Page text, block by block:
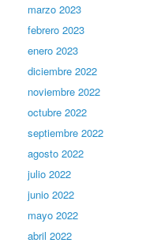
marzo 2023
febrero 2023
enero 2023
diciembre 2022
noviembre 2022
octubre 2022
septiembre 2022
agosto 2022
julio 2022
junio 2022
mayo 2022
abril 2022